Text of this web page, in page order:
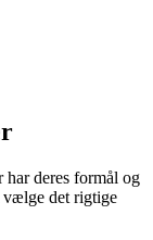
har deres formål og
vælge det rigtige